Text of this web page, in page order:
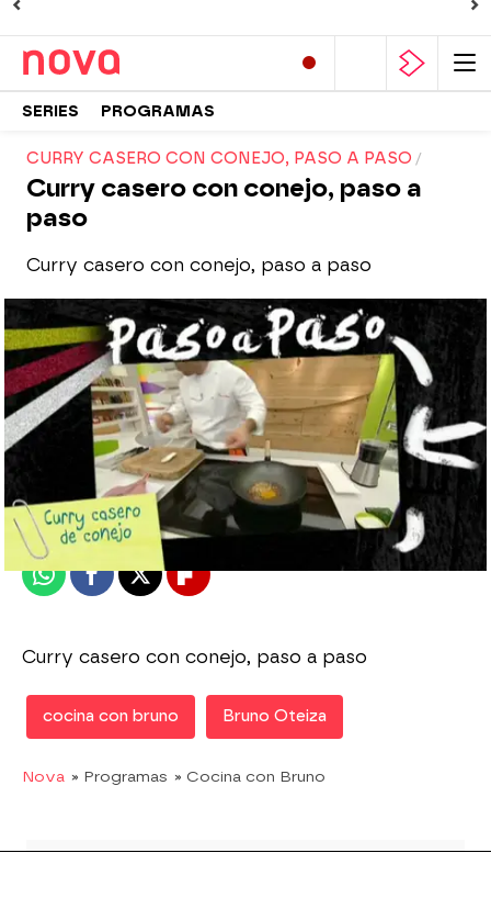
SERIES PROGRAMAS
CURRY CASERO CON CONEJO, PASO A PASO
Curry casero con conejo, paso a
paso
Curry casero con conejo, paso a paso
Publicado:17 de febrero de 2012, 13:36
WhatsappFacebook
X Flipboard
Curry casero con conejo, paso a paso
cocina con bruno Bruno Oteiza
Nova » Programas » Cocina con Bruno